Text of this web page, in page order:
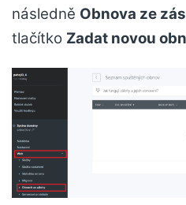
následně Obnova ze
tlačítko Zadat novou